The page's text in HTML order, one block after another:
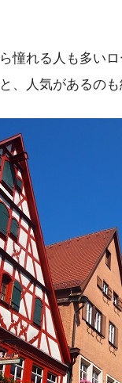
憧れる人も多い
、人気があるの